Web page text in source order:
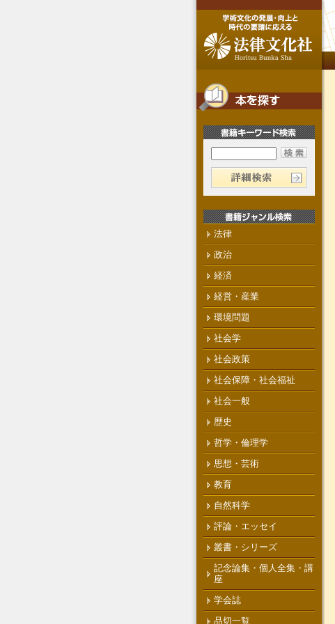
法律
政治
経済
経営・産業
環境問題
社会学
社会政策
社会保障・社会福祉
社会一般
歴史
哲学・倫理学
思想・芸術
教育
自然科学
評論・エッセイ
叢書・シリーズ
記念論集・個人全集・講
座
学会誌
品切一覧